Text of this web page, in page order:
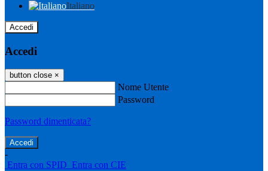
Italiano
Accedi
Accedi
button close ×
Nome Utente
Password
Password dimenticata?
-
Entra con SPID Entra con CIE